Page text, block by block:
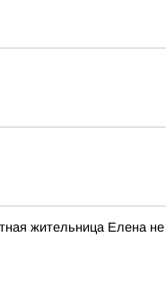
жительница Елена